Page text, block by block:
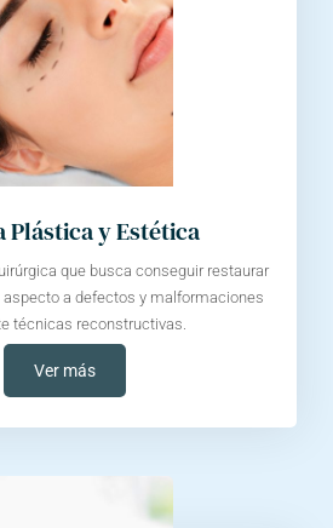
Plástica y Estética
que busca conseguir restaurar
aspecto a defectos y malformaciones
técnicas reconstructivas.
Ver más